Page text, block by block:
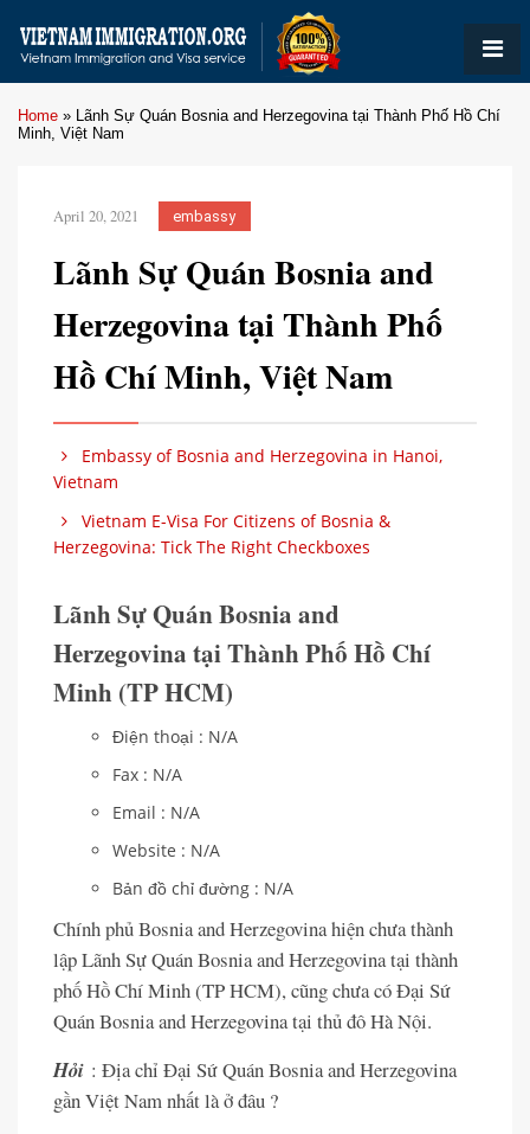
Home » Lãnh Sự Quán Bosnia and Herzegovina tại Thành Phố Hồ Chí
Minh, Việt Nam
April 20, 2021 embassy
Lãnh Sự Quán Bosnia and
Herzegovina tại Thành Phố
Hồ Chí Minh, Việt Nam
Embassy of Bosnia and Herzegovina in Hanoi,
Vietnam
Vietnam E-Visa For Citizens of Bosnia &
Herzegovina: Tick The Right Checkboxes
Lãnh Sự Quán Bosnia and
Herzegovina tại Thành Phố Hồ Chí
Minh (TP HCM)
Điện thoại : N/A
Fax : N/A
Email : N/A
Website : N/A
Bản đồ chỉ đường : N/A
Chính phủ Bosnia and Herzegovina hiện chưa thành
lập Lãnh Sự Quán Bosnia and Herzegovina tại thành
phố Hồ Chí Minh (TP HCM), cũng chưa có Đại Sứ
Quán Bosnia and Herzegovina tại thủ đô Hà Nội.
Hỏi : Địa chỉ Đại Sứ Quán Bosnia and Herzegovina
gần Việt Nam nhất là ở đâu ?